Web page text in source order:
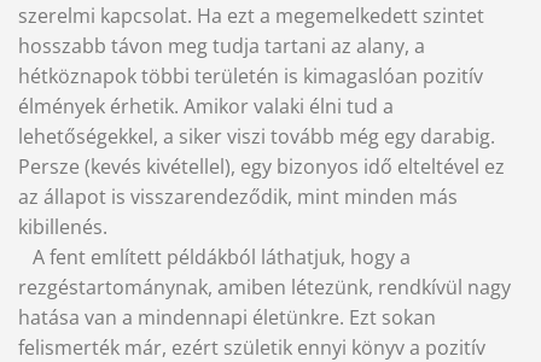
szerelmi kapcsolat. Ha ezt a megemelkedett szintet
hosszabb távon meg tudja tartani az alany, a
hétköznapok többi területén is kimagaslóan pozitív
élmények érhetik. Amikor valaki élni tud a
lehetőségekkel, a siker viszi tovább még egy darabig.
Persze (kevés kivétellel), egy bizonyos idő elteltével ez
az állapot is visszarendeződik, mint minden más
kibillenés.
A fent említett példákból láthatjuk, hogy a
rezgéstartománynak, amiben létezünk, rendkívül nagy
hatása van a mindennapi életünkre. Ezt sokan
felismerték már, ezért születik ennyi könyv a pozitív